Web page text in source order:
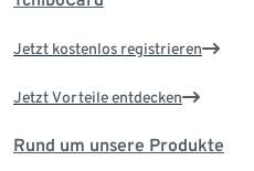
Jetzt kostenlos registrieren
Jetzt Vorteile entdecken
Rund um unsere Produkte